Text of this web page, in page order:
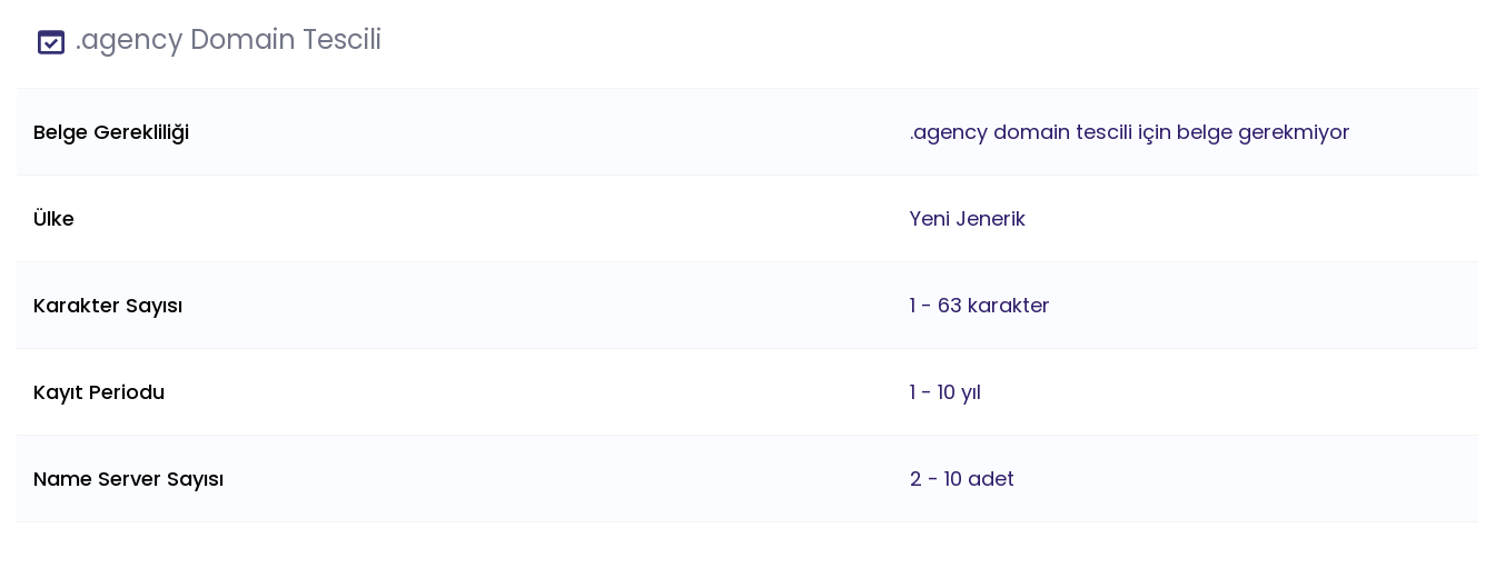
.agency Domain Tescili
Belge Gerekliliği .agency domain tescili için belge gerekmiyor
Ülke Yeni Jenerik
Karakter Sayısı 1 - 63 karakter
Kayıt Periodu 1 - 10 yıl
Name Server Sayısı 2 - 10 adet